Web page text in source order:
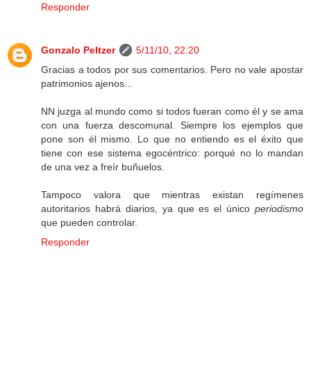
Responder
Gonzalo Peltzer
5/11/10, 22:20
Gracias a todos por sus comentarios. Pero no vale apostar
patrimonios ajenos...
NN juzga al mundo como si todos fueran como él y se ama
con una fuerza descomunal. Siempre los ejemplos que
pone son él mismo. Lo que no entiendo es el éxito que
tiene con ese sistema egocéntrico: porqué no lo mandan
de una vez a freír buñuelos.
Tampoco valora que mientras existan regímenes
autoritarios habrá diarios, ya que es el único periodismo
que pueden controlar.
Responder